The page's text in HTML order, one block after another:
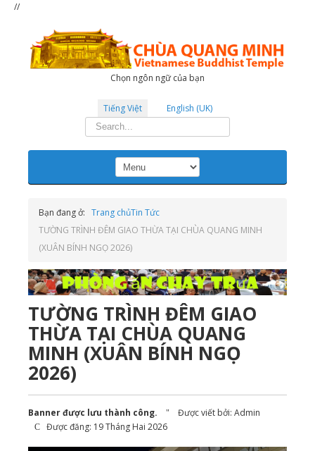
//
Chọn ngôn ngữ của bạn
Tiếng Việt English (UK)
Tìm
kiếm...
Bạn đang ở: Trang chủTin Tức
TƯỜNG TRÌNH ĐÊM GIAO THỪA TẠI CHÙA QUANG MINH
(XUÂN BÍNH NGỌ 2026)
TƯỜNG TRÌNH ĐÊM GIAO
THỪA TẠI CHÙA QUANG
MINH (XUÂN BÍNH NGỌ
2026)
Banner được lưu thành công. Được viết bởi: Admin
Được đăng: 19 Tháng Hai 2026